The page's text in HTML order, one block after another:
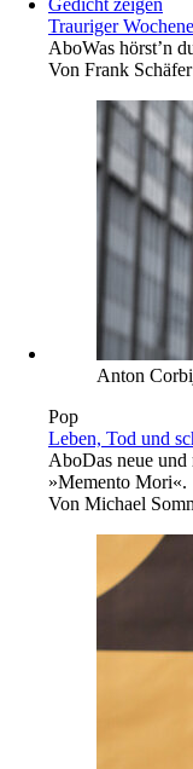
Gedicht zeigen
Trauriger
AboWas hörst’n
Von Frank Schäfer
Anton
Pop
Leben, Tod und
AboDas neue
»Memento Mori«.
Von Michael